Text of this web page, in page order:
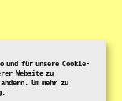
und für unsere Cookie-
Website zu
Um mehr zu
.